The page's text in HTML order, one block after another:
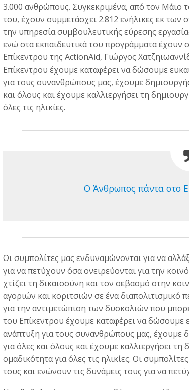
3.000 ανθρώπους. Συγκεκριμένα, από τον Μάιο
του, έχουν συμμετάσχει 2.812 ενήλικες εκ
την υπηρεσία συμβουλευτικής εύρεσης
ενώ στα εκπαιδευτικά του προγράμματα έχουν
Επίκεντρου της ActionAid, Γιώργος
Επίκεντρου έχουμε καταφέρει να δώσουμε
για τους συνανθρώπους μας, έχουμε
και όλους και έχουμε καλλιεργήσει τη
όλες τις ηλικίες.
Ο Άνθρωπος πάντα στο
Οι συμπολίτες μας ενδυναμώνονται για να
για να πετύχουν όσα ονειρεύονται για την
χτίζει τη δικαιοσύνη και τον σεβασμό στην
αγοριών και κοριτσιών σε ένα διαπολιτισμικό
για την αντιμετώπιση των δυσκολιών που
του Επίκεντρου έχουμε καταφέρει να δώσουμε
ανάπτυξη για τους συνανθρώπους μας, έχουμε
για όλες και όλους και έχουμε καλλιεργήσει
ομαδικότητα για όλες τις ηλικίες. Οι
τους και ενώνουν τις δυνάμεις τους για να